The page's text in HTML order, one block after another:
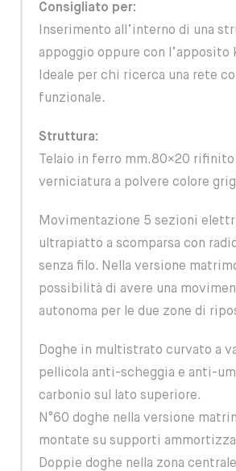
Consigliato per:
Inserimento all’interno di una
appoggio oppure con
Ideale per chi ricerca una rete
funzionale.
Struttura:
Telaio in ferro mm.80×20 rifinito
verniciatura a polvere colore
Movimentazione 5 sezioni
ultrapiatto a scomparsa con
senza filo. Nella versione
possibilità di avere una
autonoma per le due zone di
Doghe in multistrato curvato a
pellicola anti-scheggia e anti-
carbonio sul lato superiore.
N°60 doghe nella versione
montate su supporti
Doppie doghe nella zona